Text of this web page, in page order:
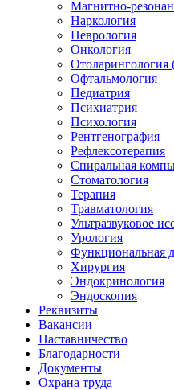
Магнитно-
Наркология
Неврология
Онкология
Офтальмология
Педиатрия
Психиатрия
Психология
Рентгенография
Рефлексотерапия
Спиральная
Стоматология
Терапия
Травматология
Ультразвуковое
Урология
Функциональная
Хирургия
Эндокринология
Эндоскопия
Реквизиты
Вакансии
Наставничество
Благодарности
Документы
Охрана труда